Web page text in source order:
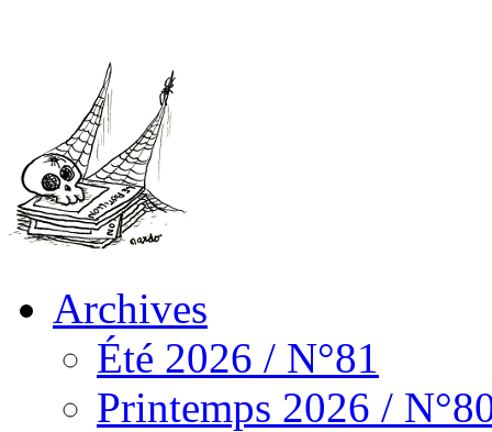
Archives
Été 2026 / N°81
Printemps 2026 /